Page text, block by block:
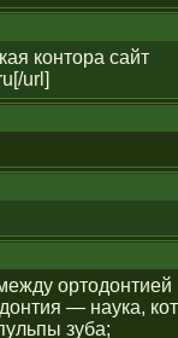
контора сайт
url]
ортодонтией
— наука,
зуба;